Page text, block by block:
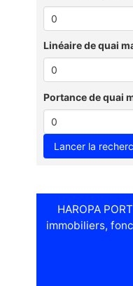
Linéaire de quai
Portance de quai
HAROPA
immobiliers,